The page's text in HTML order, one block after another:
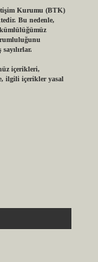
Kurumu (BTK)
Bu nedenle,
içerikleri,
ilgili içerikler yasal